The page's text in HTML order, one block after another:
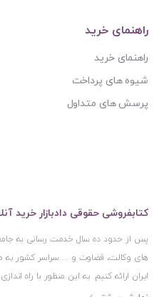
پژوهشگاه حوزه و دانشگاه
پژوهشگاه علوم و فرهنگ اسلامی
پژوهشگاه فرهنگ و اندیشه اسلامی
پیام غدیر
تولید کتاب
تی آرا
تیسا
آیت الله دکتر سید کاظم مصطفوی
آیت الله شیخ باقرایروانی
آیت الله شیخ جعفر سبحانی
آیت‌ الله عباس کعبی
آیت الله عباسعلی عمید زنجانی
راهنمای خرید
راهنمای خرید
شیوه های پرداخت
پرسش های متداول
کتابفروشی حقوقی دادبازار خرید
پس از حدود ده سال خدمت رسانی به
های وکالت، قضاوت و ... سراسر کشور به
ایران ارائه کنیم. به این منظور با راه